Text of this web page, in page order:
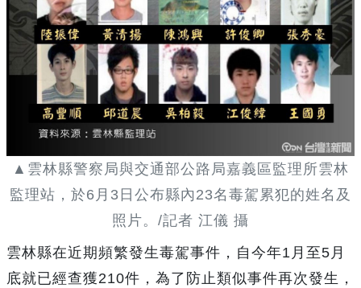
▲雲林縣警察局與交通部公路局嘉義區監理所雲林
監理站，於6月3日公布縣內23名毒駕累犯的姓名及
照片。/記者 江儀 攝
雲林縣在近期頻繁發生毒駕事件，自今年1月至5月
底就已經查獲210件，為了防止類似事件再次發生，